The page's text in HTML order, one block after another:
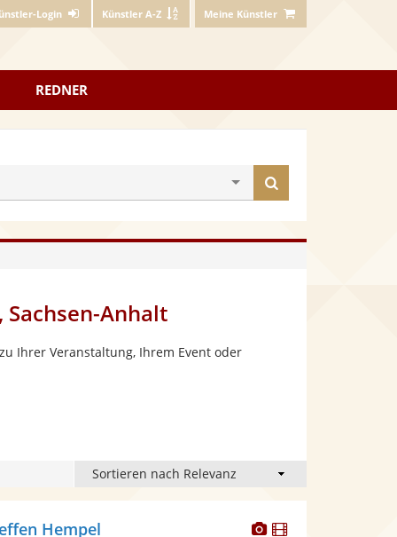
Login Künstler A-Z Meine Künstler
REDNER
finden
Anhalt
Ihrer Veranstaltung, Ihrem Event oder
DieserDieser
Hempel